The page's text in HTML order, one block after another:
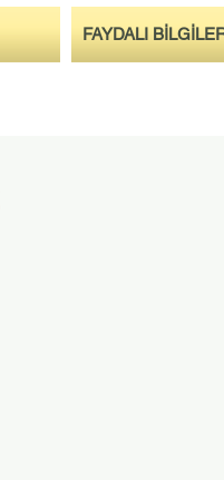
FAYDALI